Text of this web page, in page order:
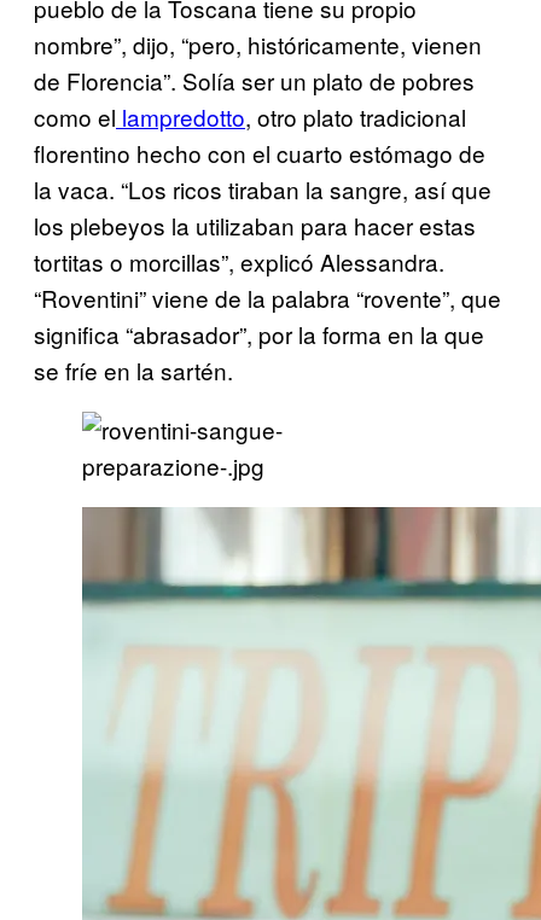
pueblo de la Toscana tiene su propio
nombre”, dijo, “pero, históricamente, vienen
de Florencia”. Solía ser un plato de pobres
como el lampredotto, otro plato tradicional
florentino hecho con el cuarto estómago de
la vaca. “Los ricos tiraban la sangre, así que
los plebeyos la utilizaban para hacer estas
tortitas o morcillas”, explicó Alessandra.
“Roventini” viene de la palabra “rovente”, que
significa “abrasador”, por la forma en la que
se fríe en la sartén.